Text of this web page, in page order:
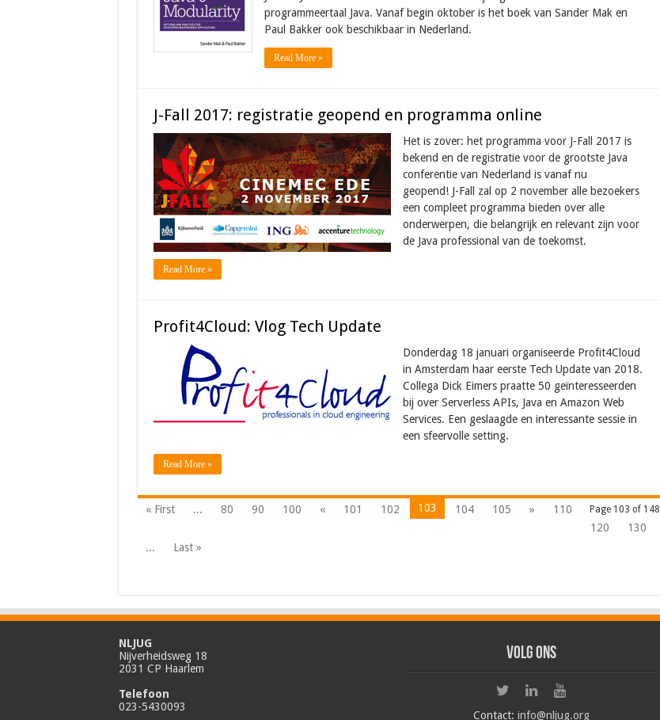
programmeertaal Java. Vanaf begin oktober is het boek van Sander Mak en
Paul Bakker ook beschikbaar in Nederland.
Read More »
J-Fall 2017: registratie geopend en programma online
Het is zover: het programma voor J-Fall 2017 is
bekend en de registratie voor de grootste Java
conferentie van Nederland is vanaf nu
geopend! J-Fall zal op 2 november alle bezoekers
een compleet programma bieden over alle
onderwerpen, die belangrijk en relevant zijn voor
de Java professional van de toekomst.
Read More »
Profit4Cloud: Vlog Tech Update
Donderdag 18 januari organiseerde Profit4Cloud
in Amsterdam haar eerste Tech Update van 2018.
Collega Dick Eimers praatte 50 geïnteresseerden
bij over Serverless APIs, Java en Amazon Web
Services. Een geslaagde en interessante sessie in
een sfeervolle setting.
Read More »
Page 103 of 148
« First ... 80 90 100 « 101 102 103 104 105 »
110
120
130
...
Last »
NLJUG
Nijverheidsweg 18
2031 CP Haarlem
Telefoon
023-5430093
Volg ons
Contact:info@nljug.org